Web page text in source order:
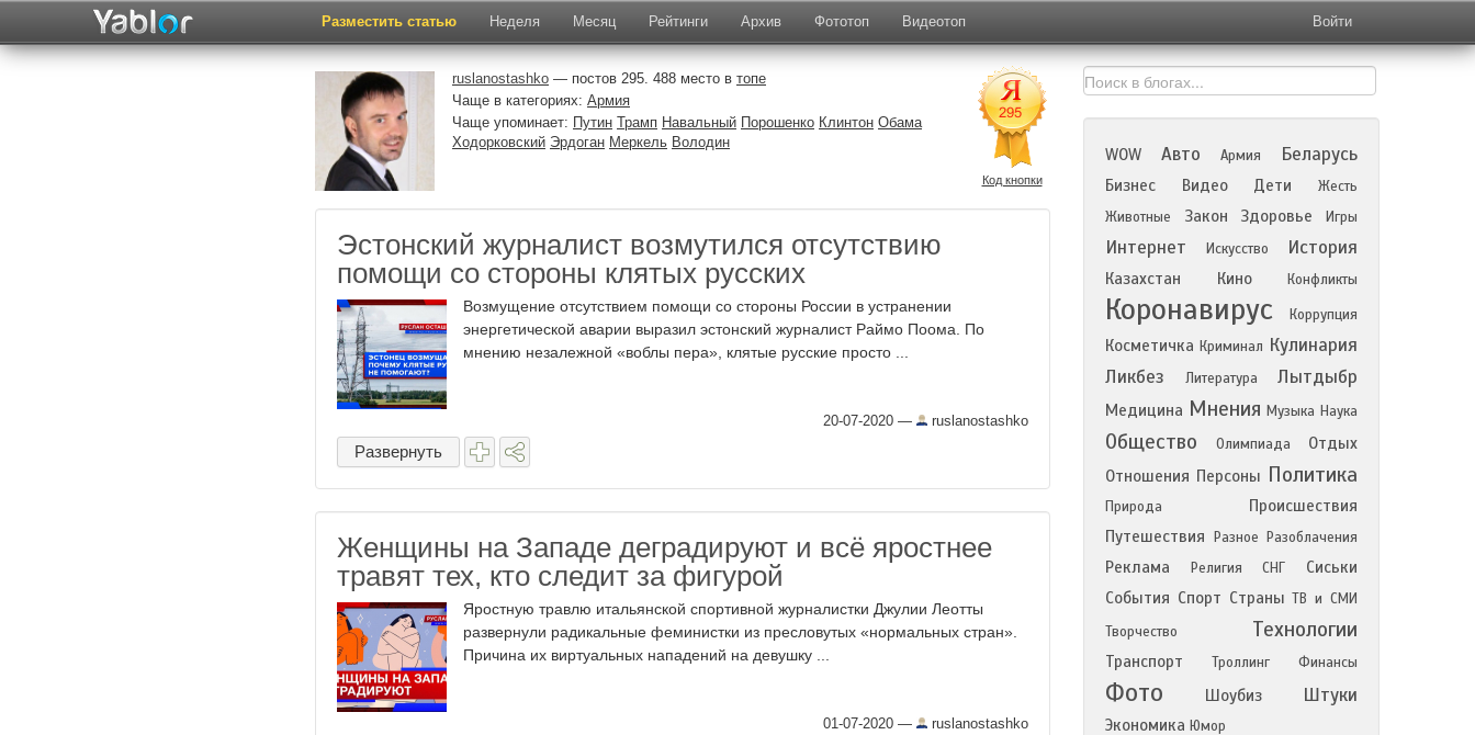
Разместить статью Неделя Месяц Рейтинги Архив Фототоп Видеотоп Войти
ruslanostashko — постов 295. 488 место в топе
Чаще в категориях: Армия
Чаще упоминает: Путин Трамп Навальный Порошенко Клинтон Обама
Ходорковский Эрдоган Меркель Володин
Код кнопки
Эстонский журналист возмутился отсутствию
помощи со стороны клятых русских
Возмущение отсутствием помощи со стороны России в устранении
энергетической аварии выразил эстонский журналист Раймо Поома. По
мнению незалежной «воблы пера», клятые русские просто ...
20-07-2020 — ruslanostashko
Развернуть
Женщины на Западе деградируют и всё яростнее
травят тех, кто следит за фигурой
Яростную травлю итальянской спортивной журналистки Джулии Леотты
развернули радикальные феминистки из пресловутых «нормальных стран».
Причина их виртуальных нападений на девушку ...
01-07-2020 — ruslanostashko
WOW Авто Армия Беларусь
Бизнес Видео Дети
Жесть
Животные
Закон Здоровье Игры
Интернет Искусство История
Казахстан Кино Конфликты
Коронавирус Коррупция
Косметичка Криминал Кулинария
Ликбез
Литература Лытдыбр
Медицина Мнения Музыка Наука
Общество Олимпиада
Отдых
Отношения Персоны Политика
Природа
Происшествия
Путешествия
Разное Разоблачения
Реклама Религия СНГ
Сиськи
События Спорт Страны ТВ и СМИ
Творчество
Технологии
Транспорт Троллинг Финансы
Фото Шоубиз Штуки
Экономика Юмор